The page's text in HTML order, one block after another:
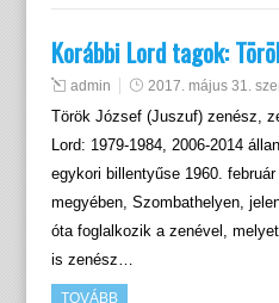
Korábbi Lord tagok:
admin 2017. május 31.
Török József (Juszuf) zenész,
Lord: 1979-1984, 2006-2014
egykori billentyűse 1960.
megyében, Szombathelyen,
óta foglalkozik a zenével,
is zenész…
TOVÁBB